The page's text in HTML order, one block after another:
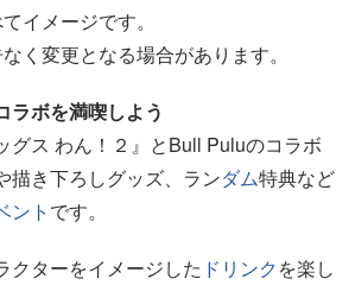
イメージです。
く変更となる場合があります。
ラボを満喫しよう
グス わん！２』とBull Puluのコラボ
描き下ろしグッズ、ランダム特典など
ント です。
クターをイメージした ドリンク を楽し